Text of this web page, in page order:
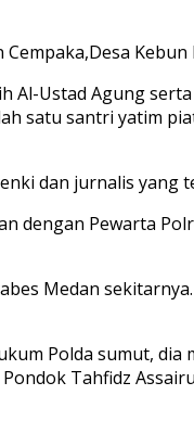
Ustad Agung
satu santri yatim
dan jurnalis yang
dengan Pewarta
Medan
Polda sumut,
Tahfidz